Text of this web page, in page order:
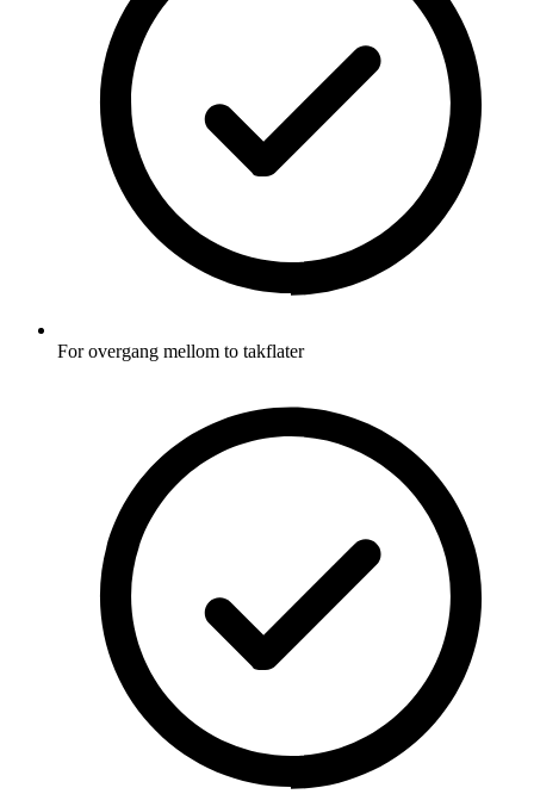
For overgang mellom to takflater